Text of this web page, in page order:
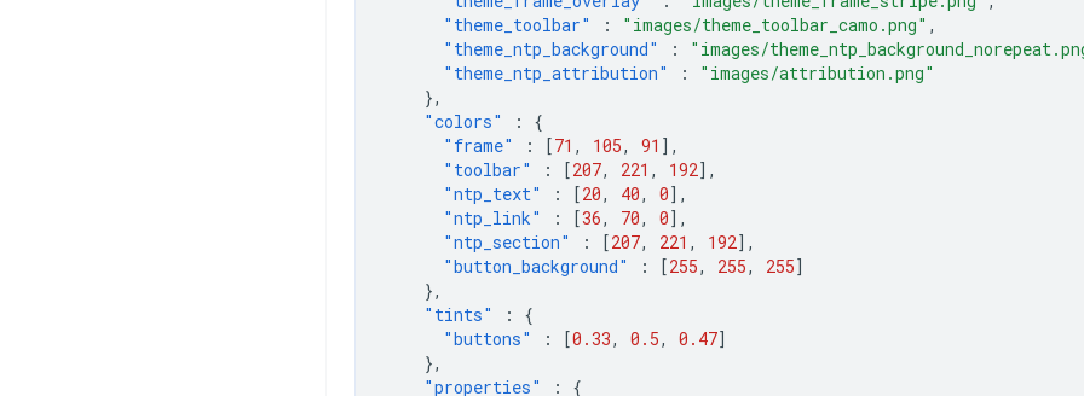
"theme_toolbar"
: "images/theme_toolbar_camo.png" ,
"theme_ntp_background"
:
"images/
"theme_ntp_attribution"
:
"images/attribution.png"
},
"colors"
:
{
"frame"
: [71 , 105, 91 ],
"toolbar"
: [207, 221 , 192],
"ntp_text"
: [20, 40, 0],
"ntp_link"
: [36, 70, 0],
"ntp_section"
: [207, 221 , 192],
"button_background"
: [255, 255, 255]
},
"tints"
:
{
"buttons"
: [0.33, 0.5, 0.47]
},
"properties"
:
{